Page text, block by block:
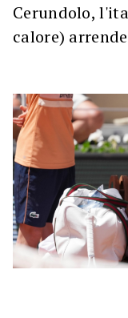
Cerundolo,
calore)